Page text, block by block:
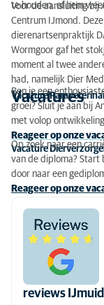
te houden, of hem
Voor de aansluiting bij
Centrum IJmond.
dierenartsenpraktijk
Wormgoor gaf het
moment al twee
had, namelijk Dier
Vacatures
Vacature
Ben je een
groei? Sluit je aan bij
met volop
Reageer op onze
Vacature
Op zoek naar een
van de diploma? Start
door naar een
Reageer op onze
reviews